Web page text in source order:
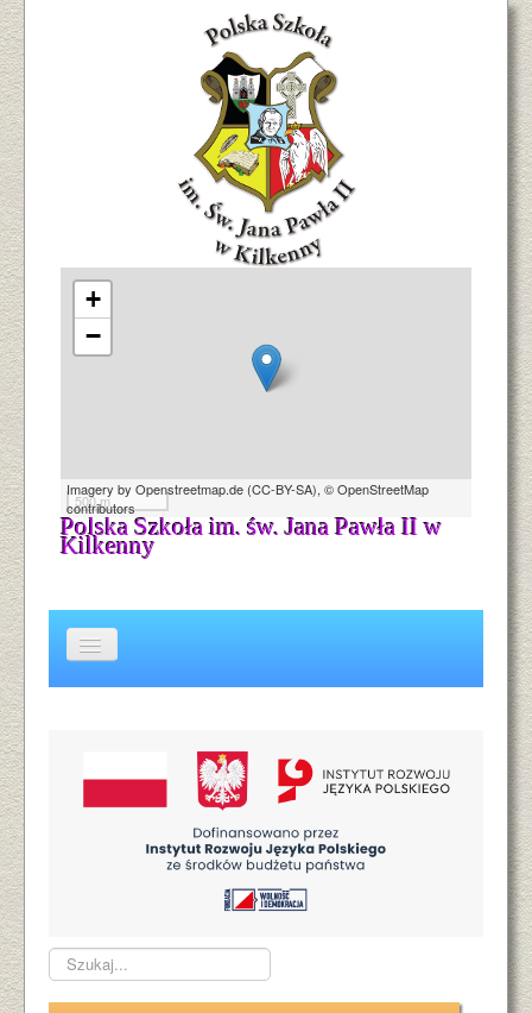
+
−
500 m
Imagery by Openstreetmap.de (CC-BY-SA), © OpenStreetMap
contributors
Polska Szkoła im. św. Jana Pawła II w
Kilkenny
Kontakt
O nas
O naszym patronie
Szukaj...